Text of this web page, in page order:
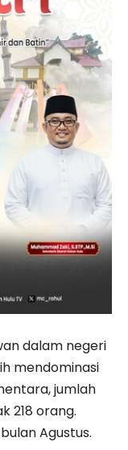
dalam negeri
mendominasi
jumlah
218 orang.
Agustus.